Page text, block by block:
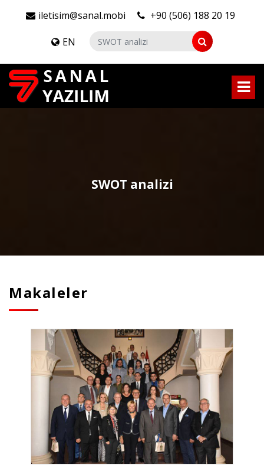
iletisim@sanal.mobi +90 (506) 188 20 19
EN
SWOT analizi
Makaleler